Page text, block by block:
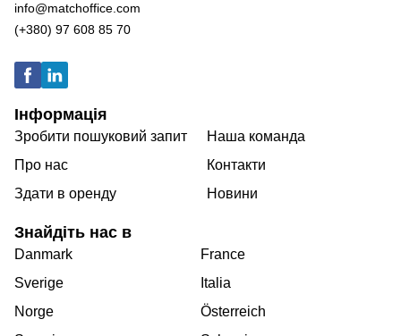
info@matchoffice.com
(+380) 97 608 85 70
Інформація
Зробити пошуковий запит
Про нас
Здати в оренду
Наша команда
Контакти
Новини
Знайдіть нас в
Danmark
Sverige
Norge
France
Italia
Österreich